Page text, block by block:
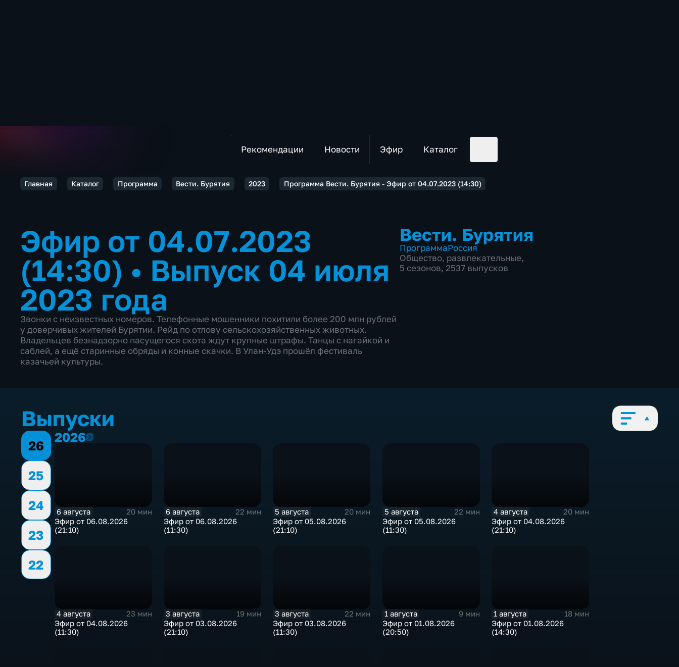
Рекомендации Новости Эфир Каталог
Главная Каталог Программа Вести. Бурятия 2023 Программа Вести. Бурятия - Эфир от 04.07.2023 (14:30)
Эфир от 04.07.2023
(14:30) • Выпуск 04 июля
2023 года
Звонки с неизвестных номеров. Телефонные мошенники похитили более 200 млн рублей
у доверчивых жителей Бурятии. Рейд по отлову сельскохозяйственных животных.
Владельцев безнадзорно пасущегося скота ждут крупные штрафы. Танцы с нагайкой и
саблей, а ещё старинные обряды и конные скачки. В Улан-Удэ прошёл фестиваль
казачьей культуры.
Вести. Бурятия
ПрограммаРоссия
Общество, развлекательные,
5 сезонов, 2537 выпусков
Выпуски
26
25
24
23
22
20262026
6 августа
20 мин
Эфир от 06.08.2026
(21:10)
6 августа
22 мин
Эфир от 06.08.2026
(11:30)
5 августа
20 мин
Эфир от 05.08.2026
(21:10)
5 августа
22 мин
Эфир от 05.08.2026
(11:30)
4 августа
20 мин
Эфир от 04.08.2026
(21:10)
4 августа
23 мин
Эфир от 04.08.2026
(11:30)
3 августа
19 мин
Эфир от 03.08.2026
(21:10)
3 августа
22 мин
Эфир от 03.08.2026
(11:30)
1 августа
9 мин
Эфир от 01.08.2026
(20:50)
1 августа
18 мин
Эфир от 01.08.2026
(14:30)